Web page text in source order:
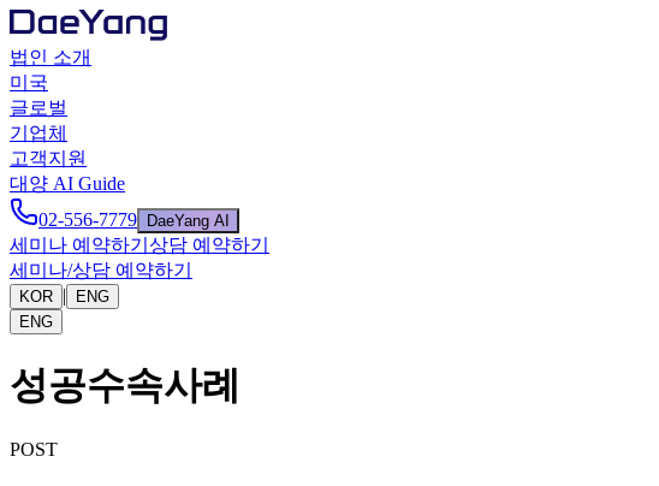
법인 소개
미국
글로벌
기업체
고객지원
대양 AI Guide
02-556-7779
DaeYang AI
세미나 예약하기 상담 예약하기
세미나/상담 예약하기
KOR |
ENG
ENG
성공수속사례
POST